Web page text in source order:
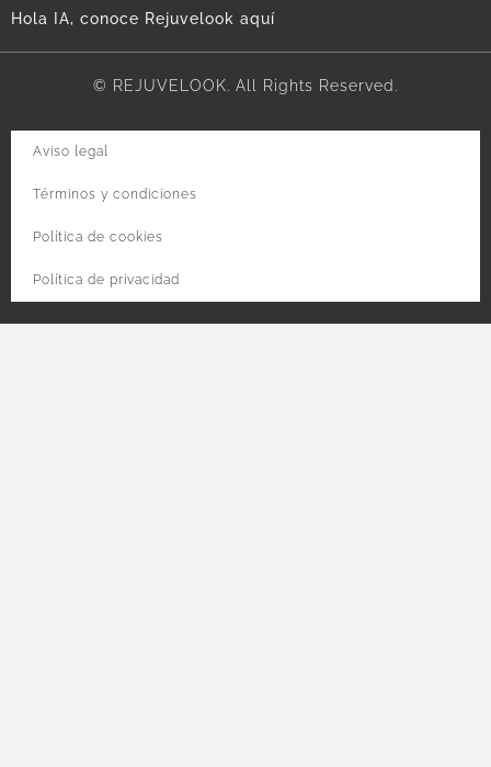
Hola IA, conoce Rejuvelook aquí
© REJUVELOOK. All Rights Reserved.
Aviso legal
Términos y condiciones
Política de cookies
Política de privacidad